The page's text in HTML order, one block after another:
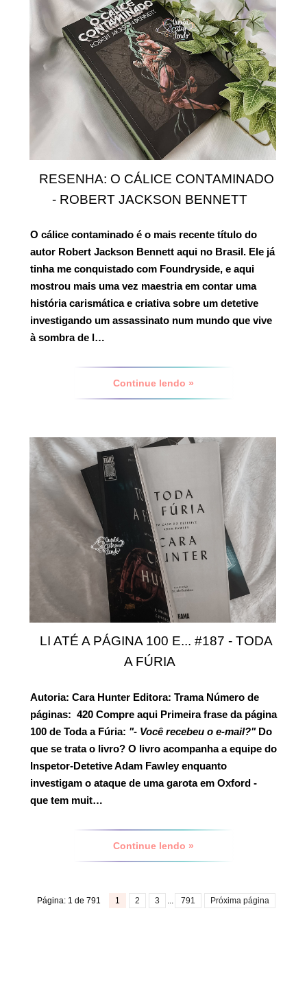
RESENHA: O CÁLICE CONTAMINADO
- ROBERT JACKSON BENNETT
O cálice contaminado é o mais recente título do
autor Robert Jackson Bennett aqui no Brasil. Ele já
tinha me conquistado com Foundryside, e aqui
mostrou mais uma vez maestria em contar uma
história carismática e criativa sobre um detetive
investigando um assassinato num mundo que vive
à sombra de l…
Continue lendo »
LI ATÉ A PÁGINA 100 E... #187 - TODA
A FÚRIA
Autoria: Cara Hunter Editora: Trama Número de
páginas: 420 Compre aqui Primeira frase da página
100 de Toda a Fúria: "- Você recebeu o e-mail?" Do
que se trata o livro? O livro acompanha a equipe do
Inspetor-Detetive Adam Fawley enquanto
investigam o ataque de uma garota em Oxford -
que tem muit…
Continue lendo »
Página: 1 de 791 1 2 3 ... 791 Próxima página